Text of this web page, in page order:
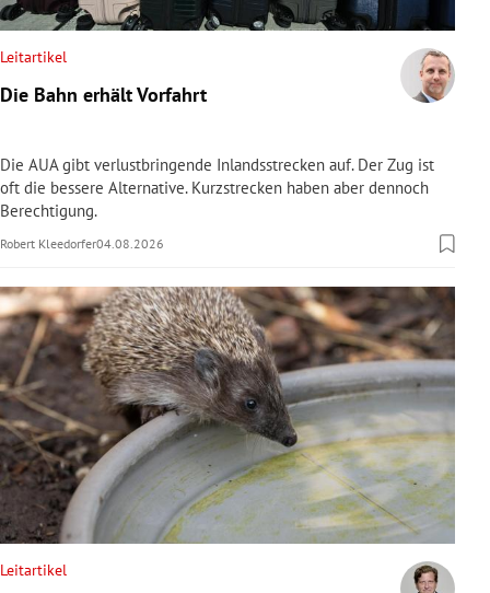
Leitartikel
Die Bahn erhält Vorfahrt
Die AUA gibt verlustbringende Inlandsstrecken auf. Der Zug ist
oft die bessere Alternative. Kurzstrecken haben aber dennoch
Berechtigung.
Robert Kleedorfer04.08.2026
Leitartikel